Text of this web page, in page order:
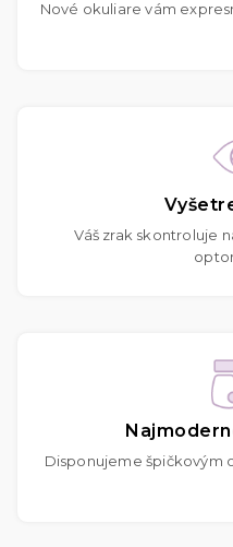
Nové okuliare vám
Váš zrak skontroluje
Disponujeme špičkovým